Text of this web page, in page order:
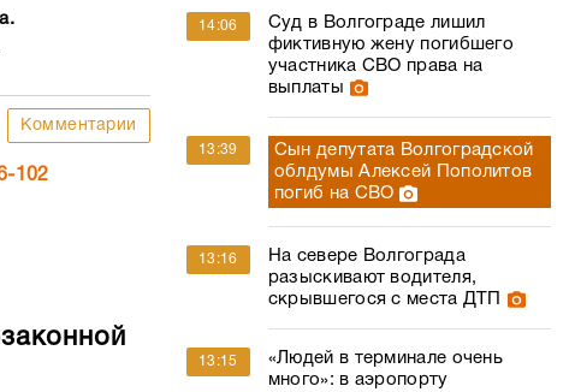
Комментарии
102
14:06
Суд в Волгограде лишил
фиктивную жену погибшего
участника СВО права на
выплаты
13:39
Сын депутата Волгоградской
облдумы Алексей Пополитов
погиб на СВО
13:16
На севере Волгограда
разыскивают водителя,
скрывшегося с места ДТП
13:15
«Людей в терминале очень
много»: в аэропорту